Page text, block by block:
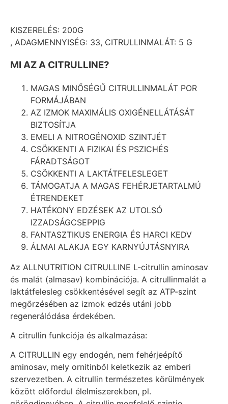
KISZERELÉS: 200G
, ADAGMENNYISÉG: 33, CITRULLINMALÁT: 5 G
MI AZ A CITRULLINE?
MAGAS MINŐSÉGŰ CITRULLINMALÁT POR
FORMÁJÁBAN
AZ IZMOK MAXIMÁLIS OXIGÉNELLÁTÁSÁT
BIZTOSÍTJA
EMELI A NITROGÉNOXID SZINTJÉT
CSÖKKENTI A FIZIKAI ÉS PSZICHÉS
FÁRADTSÁGOT
CSÖKKENTI A LAKTÁTFELESLEGET
TÁMOGATJA A MAGAS FEHÉRJETARTALMÚ
ÉTRENDEKET
HATÉKONY EDZÉSEK AZ UTOLSÓ
IZZADSÁGCSEPPIG
FANTASZTIKUS ENERGIA ÉS HARCI KEDV
ÁLMAI ALAKJA EGY KARNYÚJTÁSNYIRA
Az ALLNUTRITION CITRULLINE L-citrullin aminosav
és malát (almasav) kombinációja. A citrullinmalát a
laktátfelesleg csökkentésével segít az ATP-szint
megőrzésében az izmok edzés utáni jobb
regenerálódása érdekében.
A citrullin funkciója és alkalmazása:
A CITRULLIN egy endogén, nem fehérjeépítő
aminosav, mely ornitinből keletkezik az emberi
szervezetben. A citrullin természetes körülmények
között előfordul élelmiszerekben, pl.